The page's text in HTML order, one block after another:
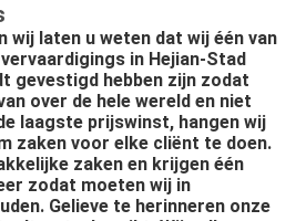
wij laten u weten dat wij één van
in Hejian-Stad
gevestigd hebben zijn zodat
over de hele wereld en niet
laagste prijswinst, hangen wij
zaken voor elke cliënt te doen.
zaken en krijgen één
zodat moeten wij in
Gelieve te herinneren onze